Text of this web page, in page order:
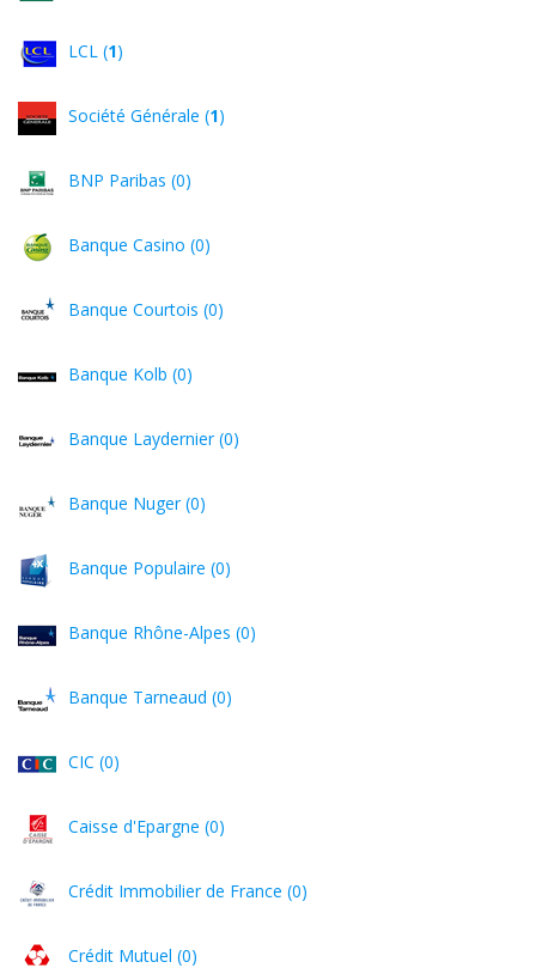
LCL (1)
Société Générale (1)
BNP Paribas (0)
Banque Casino (0)
Banque Courtois (0)
Banque Kolb (0)
Banque Laydernier (0)
Banque Nuger (0)
Banque Populaire (0)
Banque Rhône-Alpes (0)
Banque Tarneaud (0)
CIC (0)
Caisse d'Epargne (0)
Crédit Immobilier de France (0)
Crédit Mutuel (0)